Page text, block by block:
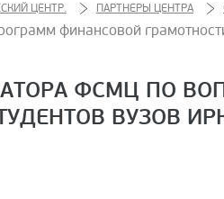
ЦЕНТР. ПАРТНЕРЫ ЦЕНТРА
финансовой
ФСМЦ ПО
ВУЗОВ